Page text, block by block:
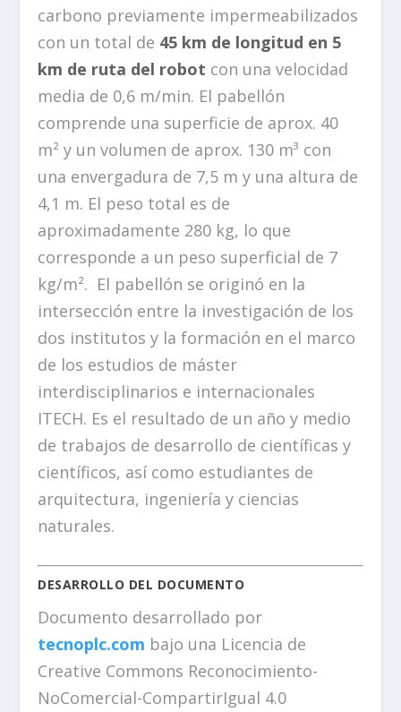
carbono previamente impermeabilizados
con un total de 45 km de longitud en 5
km de ruta del robot con una velocidad
media de 0,6 m/min. El pabellón
comprende una superficie de aprox. 40
m² y un volumen de aprox. 130 m³ con
una envergadura de 7,5 m y una altura de
4,1 m. El peso total es de
aproximadamente 280 kg, lo que
corresponde a un peso superficial de 7
kg/m². El pabellón se originó en la
intersección entre la investigación de los
dos institutos y la formación en el marco
de los estudios de máster
interdisciplinarios e internacionales
ITECH. Es el resultado de un año y medio
de trabajos de desarrollo de científicas y
científicos, así como estudiantes de
arquitectura, ingeniería y ciencias
naturales.
DESARROLLO DEL DOCUMENTO
Documento desarrollado por
tecnoplc.com bajo una Licencia de
Creative Commons Reconocimiento-
NoComercial-CompartirIgual 4.0